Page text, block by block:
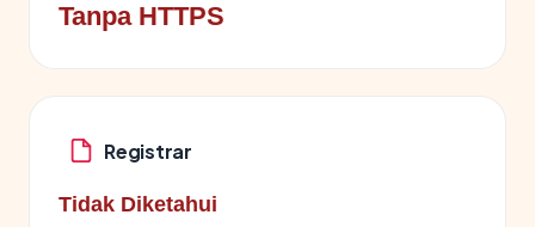
Tanpa HTTPS
Registrar
Tidak Diketahui